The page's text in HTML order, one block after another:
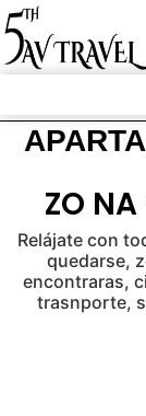
ZO NA
Relájate con
quedarse,
encontraras,
trasnporte,